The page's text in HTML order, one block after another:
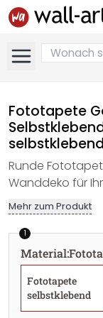
Fototapete
Runde
Wanddeko für
Mehr zum Produkt
1
Material:
Fototapete
selbstklebend